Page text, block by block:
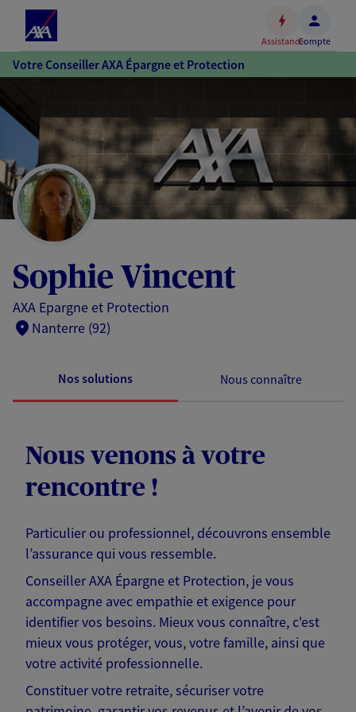
Accéder
au
Accéder
au
pied
de
page
AssistanceCompte
Votre Conseiller AXA Épargne et Protection
Sophie Vincent
AXA Epargne et Protection
Nanterre (92)
Nos solutions Nous connaître
Nous venons à votre
rencontre !
Particulier ou professionnel, découvrons ensemble
l’assurance qui vous ressemble.
Conseiller AXA Épargne et Protection, je vous
accompagne avec empathie et exigence pour
identifier vos besoins. Mieux vous connaître, c'est
mieux vous protéger, vous, votre famille, ainsi que
votre activité professionnelle.
Constituer votre retraite, sécuriser votre